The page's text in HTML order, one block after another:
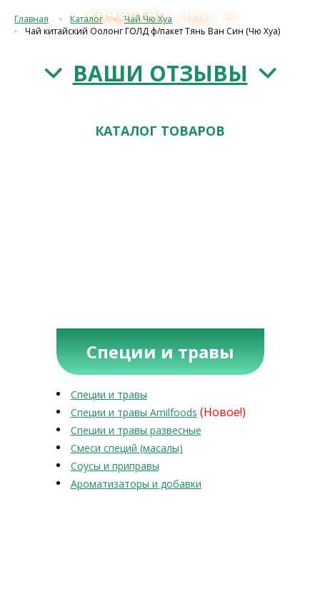
качество
с 1993 г. ≡
Главная Каталог
Чай Чю Хуа
Чай китайский Оолонг ГОЛД ф/пакет Тянь Ван Син (Чю Хуа)
ВАШИ ОТЗЫВЫ
КАТАЛОГ ТОВАРОВ
Специи и травы
Специи и травы
Специи и травы Amilfoods (Новое!)
Специи и травы развесные
Смеси специй (масалы)
Соусы и приправы
Ароматизаторы и добавки